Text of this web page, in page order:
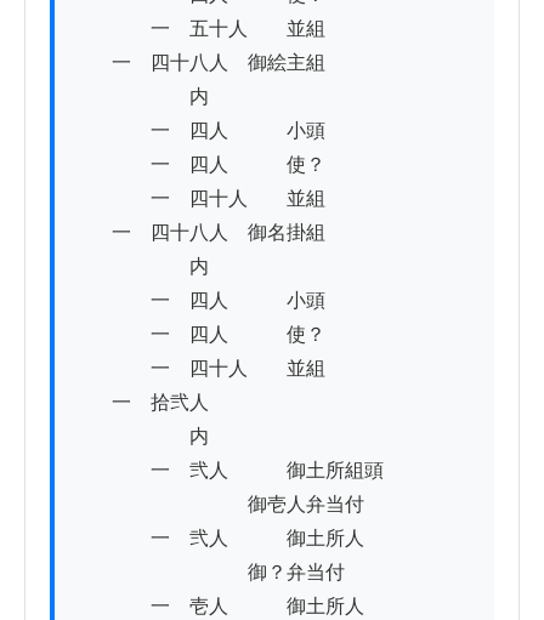
一　五十人　　並組
一　四十八人　御絵主組
内
一　四人　　　小頭
一　四人　　　使？
一　四十人　　並組
一　四十八人　御名掛組
内
一　四人　　　小頭
一　四人　　　使？
一　四十人　　並組
一　拾弐人
内
一　弐人　　　御土所組頭
御壱人弁当付
一　弐人　　　御土所人
御？弁当付
一　壱人　　　御土所人